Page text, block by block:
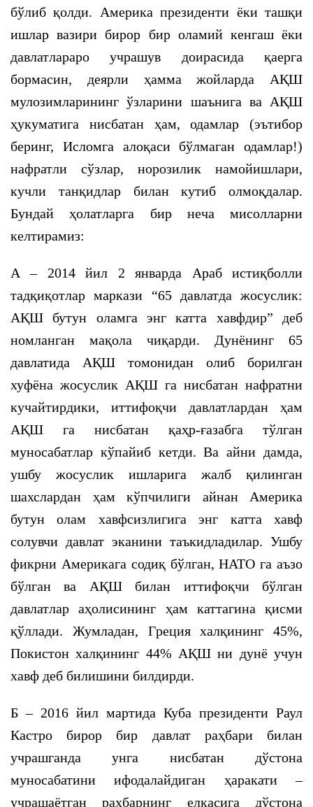
бўлиб қолди. Америка президенти ёки ташқи
ишлар вазири бирор бир оламий кенгаш ёки
давлатлараро учрашув доирасида қаерга
бормасин, деярли ҳамма жойларда АҚШ
мулозимларининг ўзларини шаънига ва АҚШ
ҳукуматига нисбатан ҳам, одамлар (эътибор
беринг, Исломга алоқаси бўлмаган одамлар!)
нафратли сўзлар, норозилик намойишлари,
кучли танқидлар билан кутиб олмоқдалар.
Бундай ҳолатларга бир неча мисолларни
келтирамиз:
А – 2014 йил 2 январда Араб истиқболли
тадқиқотлар маркази “65 давлатда жосуслик:
АҚШ бутун оламга энг катта хавфдир” деб
номланган мақола чиқарди. Дунёнинг 65
давлатида АҚШ томонидан олиб борилган
хуфёна жосуслик АҚШ га нисбатан нафратни
кучайтирдики, иттифоқчи давлатлардан ҳам
АҚШ га нисбатан қаҳр-ғазабга тўлган
муносабатлар кўпайиб кетди. Ва айни дамда,
ушбу жосуслик ишларига жалб қилинган
шахслардан ҳам кўпчилиги айнан Америка
бутун олам хавфсизлигига энг катта хавф
солувчи давлат эканини таъкидладилар. Ушбу
фикрни Америкага содиқ бўлган, НАТО га аъзо
бўлган ва АҚШ билан иттифоқчи бўлган
давлатлар аҳолисининг ҳам каттагина қисми
қўллади. Жумладан, Греция халқининг 45%,
Покистон халқининг 44% АҚШ ни дунё учун
хавф деб билишини билдирди.
Б – 2016 йил мартида Куба президенти Раул
Кастро бирор бир давлат раҳбари билан
учрашганда унга нисбатан дўстона
муносабатини ифодалайдиган ҳаракати –
учрашаётган раҳбарнинг елкасига дўстона